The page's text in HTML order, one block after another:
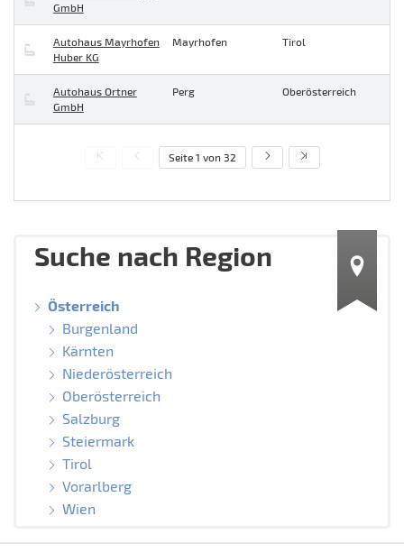
GmbH
Autohaus Mayrhofen
Huber KG
Mayrhofen Tirol
Autohaus Ortner
GmbH
Perg Oberösterreich
Seite 1 von 32
Suche nach Region
Österreich
Burgenland
Kärnten
Niederösterreich
Oberösterreich
Salzburg
Steiermark
Tirol
Vorarlberg
Wien